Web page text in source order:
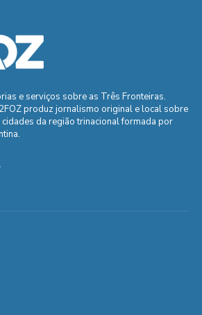
e serviços sobre as Três Fronteiras.
produz jornalismo original e local sobre
cidades da região trinacional formada por